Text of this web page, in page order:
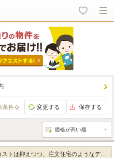
条件を 変更する 保存する
トは抑えつつ、注文住宅のようなデザ